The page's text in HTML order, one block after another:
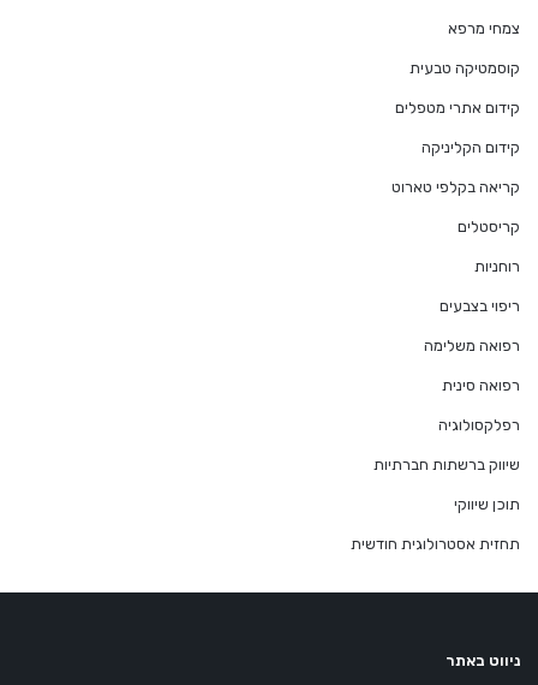
צמחי מרפא
קוסמטיקה טבעית
קידום אתרי מטפלים
קידום הקליניקה
קריאה בקלפי טארוט
קריסטלים
רוחניות
ריפוי בצבעים
רפואה משלימה
רפואה סינית
רפלקסולוגיה
שיווק ברשתות חברתיות
תוכן שיווקי
תחזית אסטרולוגית חודשית
ניווט באתר